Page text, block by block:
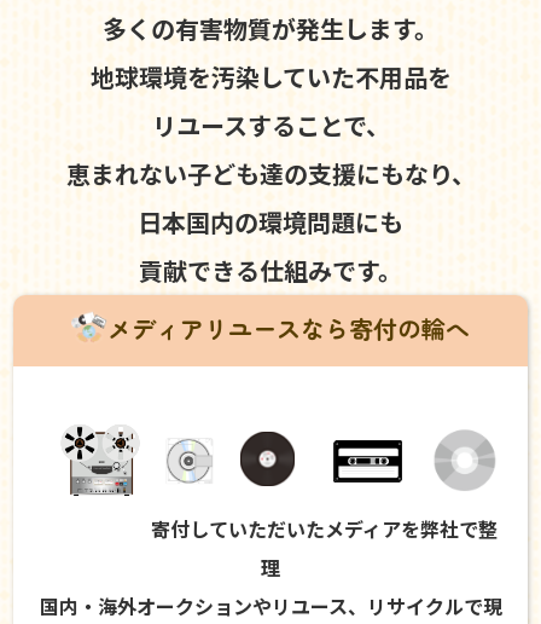
多くの有害物質が発生します。
地球環境を汚染していた不用品を
リユースすることで、
恵まれない子ども達の支援にもなり、
日本国内の環境問題にも
貢献できる仕組みです。
メディアリユースなら寄付の輪へ
寄付していただいたメディアを弊社で整
理
国内・海外オークションやリユース、リサイクルで現